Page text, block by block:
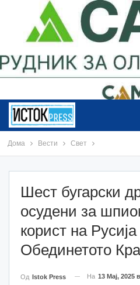
Дома Вести Свет
Шест бугарски
осудени за
корист на
Обединетото
Од Istok Press На 13 Мај, 2025